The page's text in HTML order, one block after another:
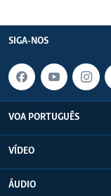
SIGA-NOS
VOA PORTUGUÊS
VÍDEO
ÁUDIO